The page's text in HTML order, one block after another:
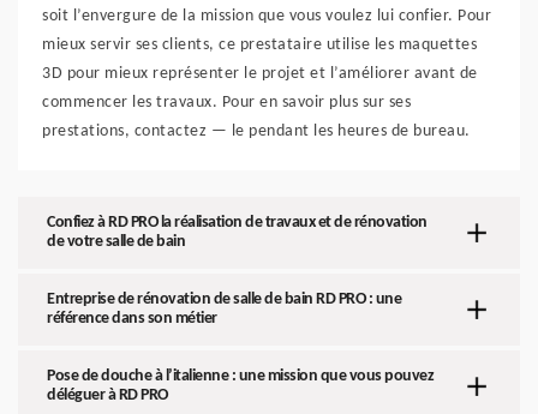
soit l’envergure de la mission que vous voulez lui confier. Pour
mieux servir ses clients, ce prestataire utilise les maquettes
3D pour mieux représenter le projet et l’améliorer avant de
commencer les travaux. Pour en savoir plus sur ses
prestations, contactez — le pendant les heures de bureau.
Confiez à RD PRO la réalisation de travaux et de rénovation
de votre salle de bain
Entreprise de rénovation de salle de bain RD PRO : une
référence dans son métier
Pose de douche à l’italienne : une mission que vous pouvez
déléguer à RD PRO